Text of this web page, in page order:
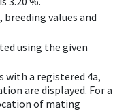
breeding values and
using the given
with a registered 4a,
are displayed. For a
of mating